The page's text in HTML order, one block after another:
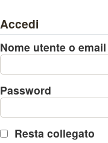
Accedi
Nome utente o email
Password
Resta collegato